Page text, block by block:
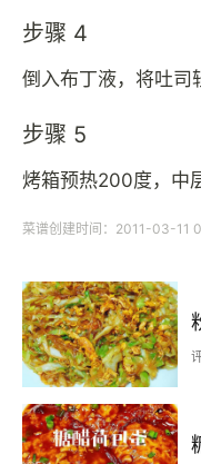
步骤 4
倒入布丁液，将吐司
步骤 5
烤箱预热200度，中
菜谱创建时间：2011-03-11